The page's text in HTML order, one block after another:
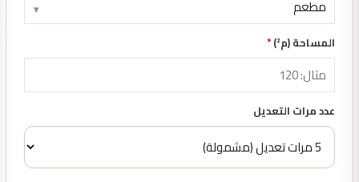
▾
المساحة (م²) *
عدد مرات التعديل